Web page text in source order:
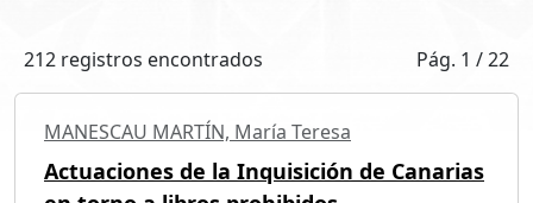
212 registros encontrados Pág. 1 / 22
MANESCAU MARTÍN, María Teresa
Actuaciones de la Inquisición de Canarias